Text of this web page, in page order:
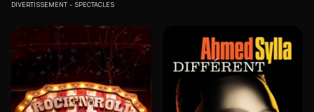
DIVERTISSEMENT SPECTACLES